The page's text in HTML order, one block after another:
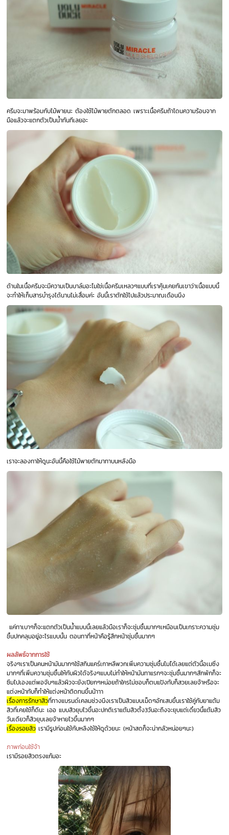
ครีมจะมาพร้อมกับไม้พายนะ ต้องใช้ไม้พายตักตลอด เพราะเนื้อครีมถ้าโดนความร้อนจาก
มือแล้วจะแตกตัวเป็นน้ำทันทีเลยอะ
ด้านในเนื้อครีมจะมีความเป็นบาล์มอะไ่มใช่เนื้อครีมเหลวๆแบบที่เราคุ้นเคยกันเขาว่าเนื้อแบบนี้
จะทำให้เก็บสารบำรุงได้นานไม่เสื่อมค่ะ อันนี้เราตักใช้ไปแล้วประมาณเดือนนึง
เราจะลองทาให้ดูนะอันนี้คือใช้ไม้พายตักมาทาบนหลังมือ
แค่ทาเบาๆก็จะแตกตัวเป็นน้ำแบบนี้เลยแล้วมือเราก็จะชุ่มชื้นมากๆเหมือนเป็นเกราะความชุ่ม
ชื้นปกคลุมอยู่อะไรแบบนั้น ตอนทาที่หน้าคือรู้สึกหน้าชุ่มชื้นมากๆ
ผลลัพธ์จากการใช้
จริงๆเราเป็นคนหน้ามันมากๆใช้สกินแคร์เกาหลีพวกเพิ่มความชุ่มชื้นไมไ่ด้เลยแต่ตัวนี้อเมซิ่ง
มากๆที่เพิ่มความชุ่มชื้นให้กับผิวได้จริงๆแบบไม่ทำให้หน้ามันทาแรกๆจะชุ่มชื้นมากๆสักพักก็จะ
ซึมไปเองแต่พอจับๆแล้วผิวจะยังเปียกๆหน่อยถ้าใครไม่ชอบก็ตบแป้งทับก็สวยเลยจ้าหรือจะ
แต่งหน้าทับก็ทำให้แต่งหน้าติดทนขึ้นน้าาา
เรื่องการรักษาสิวที่ทางแบรนด์เคลมช่วงนึงเราเป็นสิวแบบเม็ดๆอักเสบขึ้นเราใช้คู่กับยาแต้ม
สิวที่เคยใช้ก็ดีนะ เออ แบบสิวยุบไวขึ้นอะปกติเราแต้มสิวตั้ง3วันอะถึงจะยุบแต่เดี๋ยวนี้แต้มสิว
วันเดียวก็สิวยุบเลยจ้าหายไวขึ้นมากๆ
เรื่องรอยสิว เรามีรูปก่อนใช้กับหลิงใช้ให้ดูด้วยนะ (หน้าสดก็จะน่ากลัวหน่อยๆนะ)
ภาพก่อนใช้จ้า
เรามีรอยสิวตรงแก้มอะ